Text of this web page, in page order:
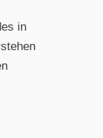
in